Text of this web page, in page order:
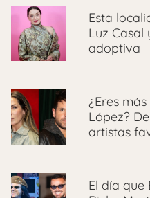
Esta
Luz
adoptiva
¿Eres
López?
artistas
El día que